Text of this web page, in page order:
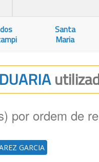
Santa
Maria
por ordem de
GARCIA